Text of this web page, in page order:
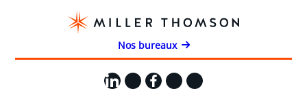
Nos bureaux
LinkedIn
X Facebook
Instagram
YouTube